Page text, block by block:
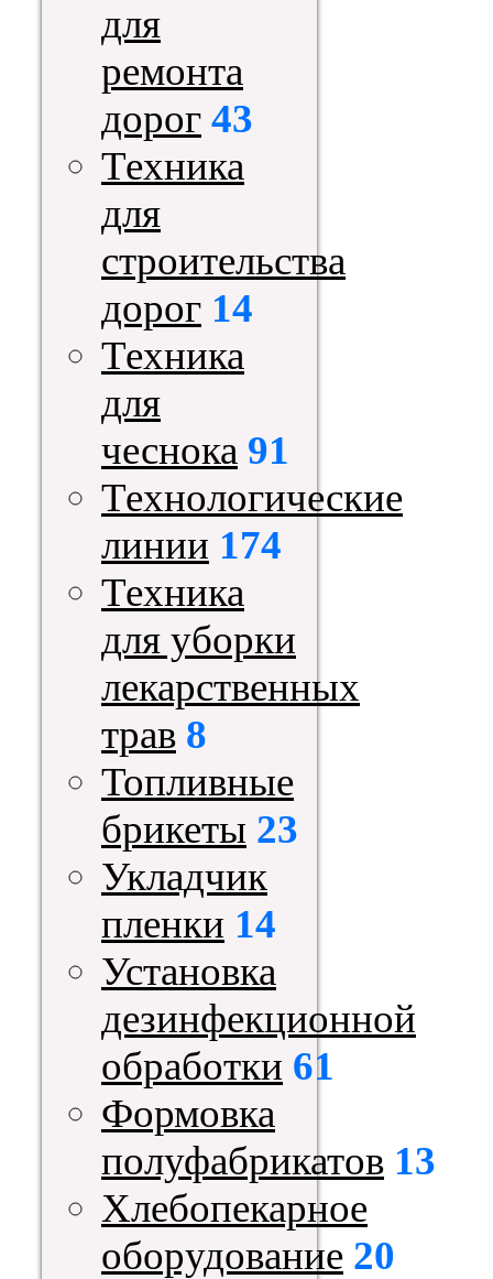
для
ремонта
дорог 43
Техника
для
строительства
дорог 14
Техника
для
чеснока 91
Технологические
линии 174
Техника
для уборки
лекарственных
трав 8
Топливные
брикеты 23
Укладчик
пленки 14
Установка
дезинфекционной
обработки 61
Формовка
полуфабрикатов 13
Хлебопекарное
оборудование 20